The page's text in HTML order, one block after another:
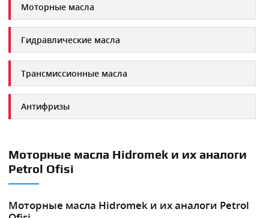
Моторные масла
Гидравлические масла
Трансмиссионные масла
Антифризы
Моторные масла Hidromek и их аналоги
Petrol Ofisi
Моторные масла Hidromek и их аналоги Petrol